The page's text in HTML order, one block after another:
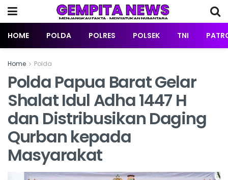
HOME POLDA POLRES POLSEK TNI
Home Polda
Polda Papua Barat Gelar
Shalat Idul Adha 1447 H
dan Distribusikan Daging
Qurban kepada
Masyarakat